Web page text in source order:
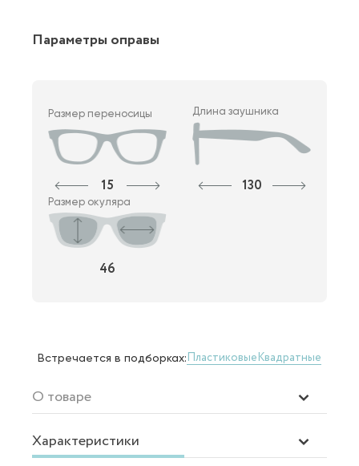
Параметры оправы
Размер переносицы
15
Длина заушника
130
Размер окуляра
46
Встречается в подборках:ПластиковыеКвадратные
О товаре
Характеристики